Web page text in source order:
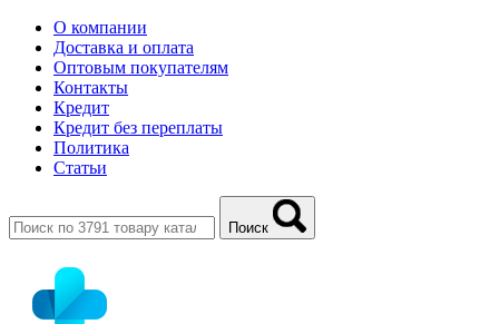
О компании
Доставка и оплата
Оптовым покупателям
Контакты
Кредит
Кредит без переплаты
Политика
Статьи
Поиск